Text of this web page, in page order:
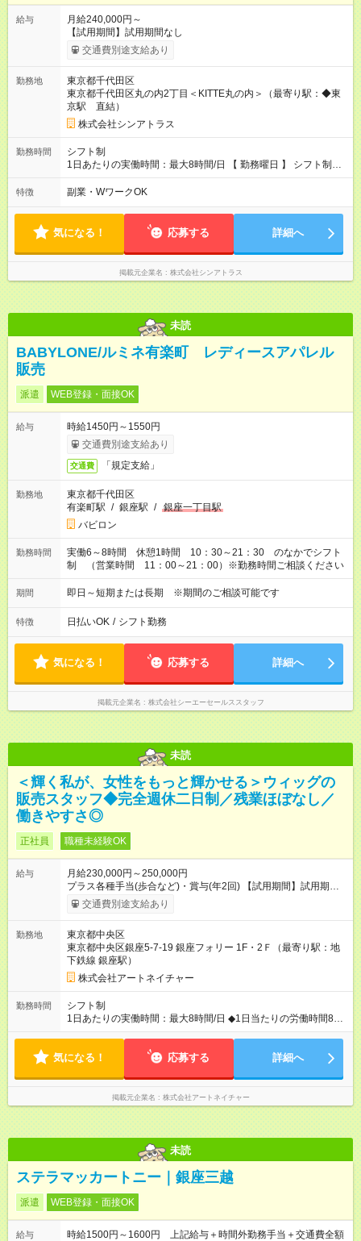
給与
月給240,000円～
【試用期間】試用期間なし
交通費別途支給あり
勤務地
東京都千代田区
東京都千代田区丸の内2丁目＜KITTE丸の内＞（最寄り駅：◆東
京駅 直結）
株式会社シンアトラス
勤務時間
シフト制
1日あたりの実働時間：最大8時間/日 【 勤務曜日 】 シフト制
土日祝含む週5日勤務 ※希望休み出せます。 【勤務時間】 9：30
～21：30 の間でシフト制（実働8ｈ＋休憩1h） シフト例（9時
ません
特徴 副業・WワークOK
気になる！ 応募する 詳細へ
掲載元企業名 株式会社シンアトラス
未読
BABYLONE/ルミネ有楽町 レディースアパレル
販売
派遣 WEB登録・面接OK
給与
時給1450円～1550円
交通費別途支給あり
交通費 「規定支給」
勤務地
東京都千代田区
有楽町駅 / 銀座駅 / 銀座一丁目駅
バビロン
勤務時間
実働6～8時間 休憩1時間 10：30～21：30 のなかでシフト
制 （営業時間 11：00～21：00）※勤務時間ご相談ください
期間 即日～短期または長期 ※期間のご相談可能です
特徴 日払いOK / シフト勤務
気になる！ 応募する 詳細へ
掲載元企業名 株式会社シーエーセールススタッフ
未読
＜輝く私が、女性をもっと輝かせる＞ウィッグの
販売スタッフ◆完全週休二日制／残業ほぼなし／
働きやすさ◎
正社員 職種未経験OK
給与
月給230,000円～250,000円
プラス各種手当(歩合など)・賞与(年2回) 【試用期間】試用期間
あり 試用期間の長さ：6ヶ月 雇用形態、給与は本採用時と同じ
です。
交通費別途支給あり
勤務地
東京都中央区
東京都中央区銀座5-7-19 銀座フォリー 1F・2Ｆ（最寄り駅：地
下鉄線 銀座駅）
株式会社アートネイチャー
勤務時間
シフト制
1日あたりの実働時間：最大8時間/日 ◆1日当たりの労働時間8時
間 9：30～19：30（実働8時間／休憩1時間） ※残業は1店舗平
＞ 9：30～18：30（休憩1時間）
気になる！ 応募する 詳細へ
掲載元企業名 株式会社アートネイチャー
未読
ステラマッカートニー｜銀座三越
派遣 WEB登録・面接OK
給与
時給1500円～1600円 上記給与＋時間外勤務手当＋交通費全額